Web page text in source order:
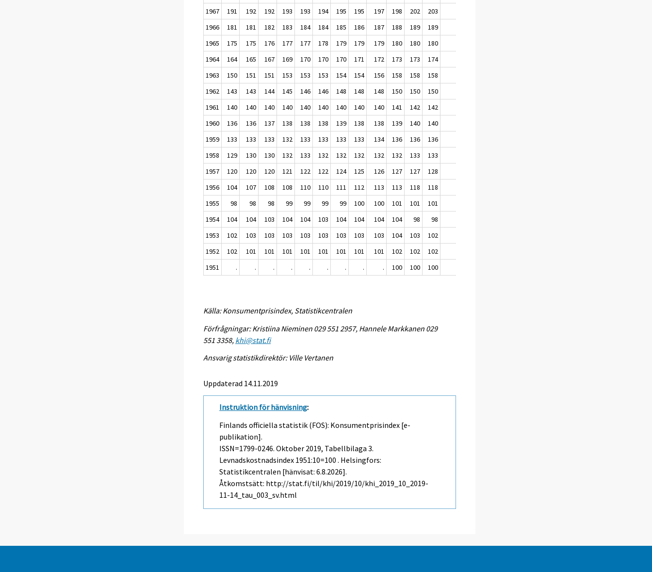
1967
191 192 192 193 193 194 195 195 197 198 202 203
1966
181 181 182 183 184 184 185 186 187 188 189 189
1965
175 175 176 177 177 178 179 179 179 180 180 180
1964
164 165 167 169 170 170 170 171 172 173 173 174
1963
150 151 151 153 153 153 154 154 156 158 158 158
1962
143 143 144 145 146 146 148 148 148 150 150 150
1961
140 140 140 140 140 140 140 140 140 141 142 142
1960
136 136 137 138 138 138 139 138 138 139 140 140
1959
133 133 133 132 133 133 133 133 134 136 136 136
1958
129 130 130 132 133 132 132 132 132 132 133 133
1957
120 120 120 121 122 122 124 125 126 127 127 128
1956
104 107 108 108 110 110 111 112 113 113 118 118
1955
98 98 98 99 99 99 99 100 100 101 101 101
1954
104 104 103 104 104 103 104 104 104 104 98 98
1953
102 103 103 103 103 103 103 103 103 104 103 102
1952
102 101 101 101 101 101 101 101 101 102 102 102
1951
. . . . . . . . . 100 100 100
Källa: Konsumentprisindex, Statistikcentralen
Förfrågningar: Kristiina Nieminen 029 551 2957, Hannele Markkanen 029
551 3358, khi@stat.fi
Ansvarig statistikdirektör: Ville Vertanen
Uppdaterad 14.11.2019
Instruktion för hänvisning:
Finlands officiella statistik (FOS): Konsumentprisindex [e-
publikation].
ISSN=1799-0246.Oktober 2019, Tabellbilaga 3.
Levnadskostnadsindex 1951:10=100 . Helsingfors:
Statistikcentralen [hänvisat: 6.8.2026].
Åtkomstsätt: http://stat.fi/til/khi/2019/10/khi_2019_10_2019-
11-14_tau_003_sv.html